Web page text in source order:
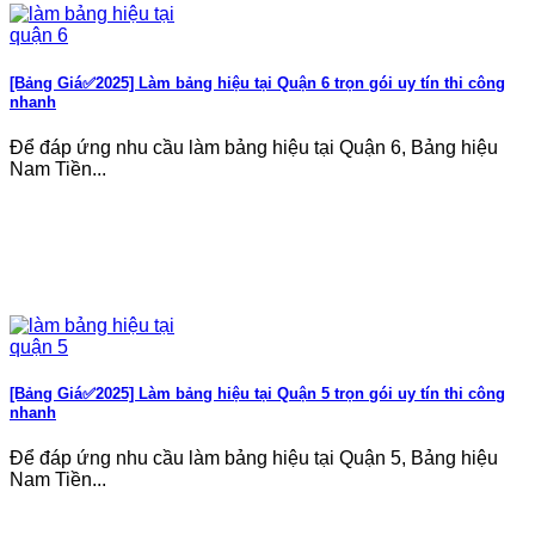
[Bảng Giá✅2025] Làm bảng hiệu tại Quận 6 trọn gói uy tín thi công
nhanh
Để đáp ứng nhu cầu làm bảng hiệu tại Quận 6, Bảng hiệu
Nam Tiền...
[Bảng Giá✅2025] Làm bảng hiệu tại Quận 5 trọn gói uy tín thi công
nhanh
Để đáp ứng nhu cầu làm bảng hiệu tại Quận 5, Bảng hiệu
Nam Tiền...